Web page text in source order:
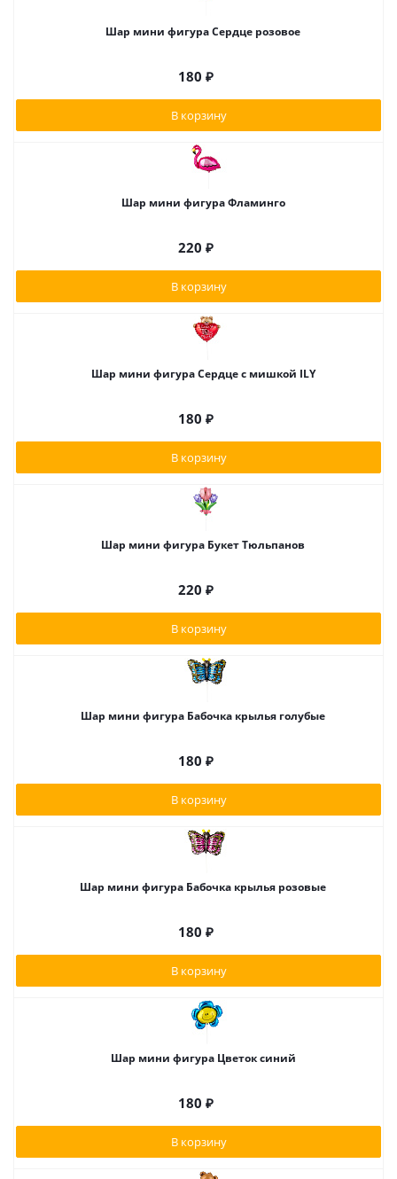
Шар мини фигура Сердце розовое
180 ₽
В корзину
Шар мини фигура Фламинго
220 ₽
В корзину
Шар мини фигура Сердце с мишкой ILY
180 ₽
В корзину
Шар мини фигура Букет Тюльпанов
220 ₽
В корзину
Шар мини фигура Бабочка крылья голубые
180 ₽
В корзину
Шар мини фигура Бабочка крылья розовые
180 ₽
В корзину
Шар мини фигура Цветок синий
180 ₽
В корзину